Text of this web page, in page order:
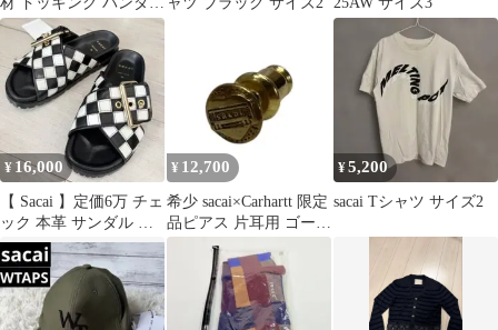
柄 Tシャツ
¥ 16,000
【 Sacai 】定価6万 チェ
ック 本革 サンダル フ
ラット 白黒 23cm
¥ 12,700
希少 sacai×Carhartt 限定
品ピアス 片耳用 ゴール
ド
¥5,200
sacai Tシャツ サイズ2